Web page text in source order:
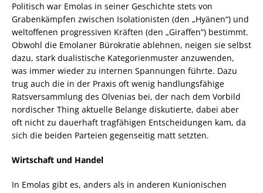
Politisch war Emolas in seiner Geschichte stets von
Grabenkämpfen zwischen Isolationisten (den „Hyänen“) und
weltoffenen progressiven Kräften (den „Giraffen“) bestimmt.
Obwohl die Emolaner Bürokratie ablehnen, neigen sie selbst
dazu, stark dualistische Kategorienmuster anzuwenden,
was immer wieder zu internen Spannungen führte. Dazu
trug auch die in der Praxis oft wenig handlungsfähige
Ratsversammlung des Olvenias bei, der nach dem Vorbild
nordischer Thing aktuelle Belange diskutierte, dabei aber
oft nicht zu dauerhaft tragfähigen Entscheidungen kam, da
sich die beiden Parteien gegenseitig matt setzten.
Wirtschaft und Handel
In Emolas gibt es, anders als in anderen Kunionischen